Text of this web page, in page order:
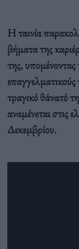
Η ταινία
βήματα της
της,
τραγικό θάνατό
αναμένεται στις
Δεκεμβρίου.